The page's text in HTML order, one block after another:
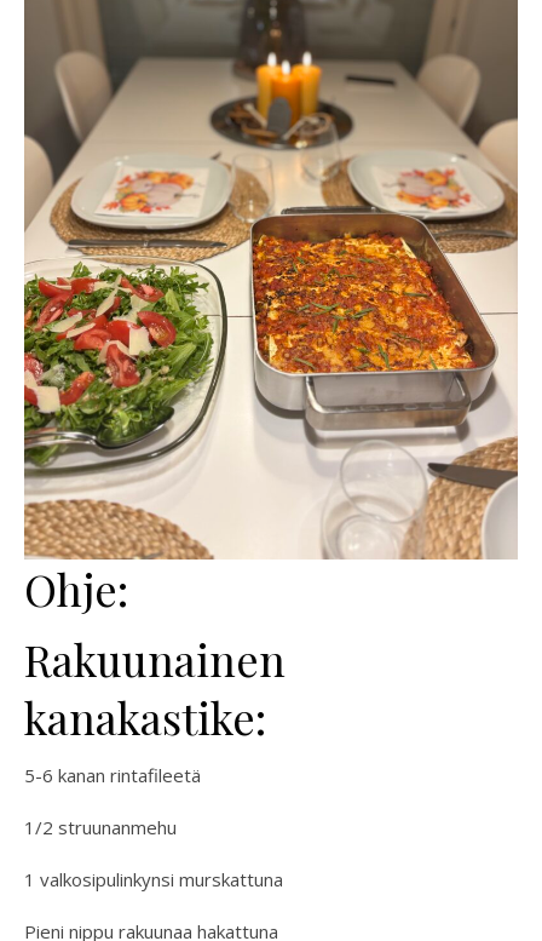
Ohje:
Rakuunainen
kanakastike:
5-6 kanan rintafileetä
1/2 struunanmehu
1 valkosipulinkynsi murskattuna
Pieni nippu rakuunaa hakattuna